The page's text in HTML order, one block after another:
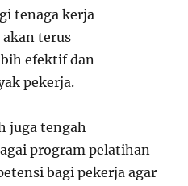
tenaga kerja
terus
efektif dan
pekerja.
juga tengah
program pelatihan
bagi pekerja agar